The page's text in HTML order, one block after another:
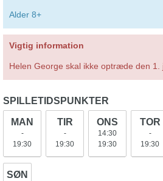
Alder 8+
Vigtig information
Helen George skal ikke optræde den 1.
SPILLETIDSPUNKTER
MAN
-
19:30
TIR
-
19:30
ONS
14:30
19:30
TOR
-
19:30
SØN